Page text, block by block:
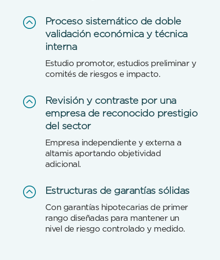
:
Proceso sistemático de doble
validación económica y técnica
interna
Estudio promotor, estudios preliminar y
comités de riesgos e impacto.
:
Revisión y contraste por una
empresa de reconocido prestigio
del sector
Empresa independiente y externa a
altamis aportando objetividad
adicional.
: Estructuras de garantías sólidas
Con garantías hipotecarias de primer
rango diseñadas para mantener un
nivel de riesgo controlado y medido.